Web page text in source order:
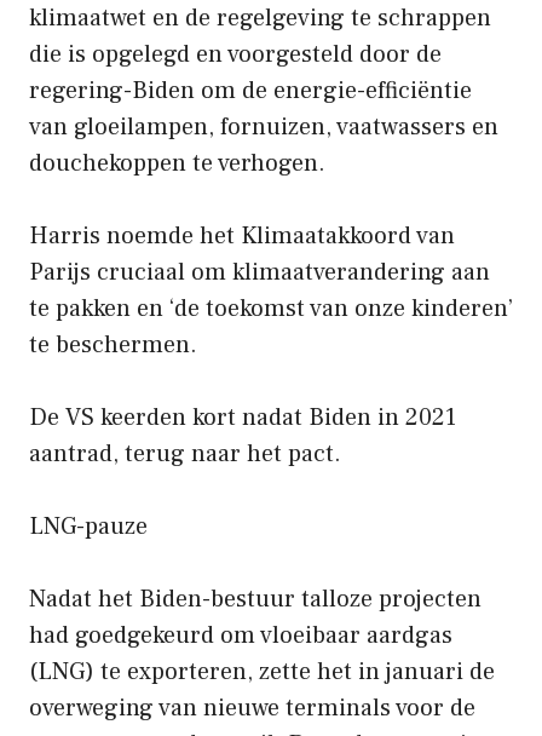
klimaatwet en de regelgeving te schrappen
die is opgelegd en voorgesteld door de
regering-Biden om de energie-efficiëntie
van gloeilampen, fornuizen, vaatwassers en
douchekoppen te verhogen.
Harris noemde het Klimaatakkoord van
Parijs cruciaal om klimaatverandering aan
te pakken en ‘de toekomst van onze kinderen’
te beschermen.
De VS keerden kort nadat Biden in 2021
aantrad, terug naar het pact.
LNG-pauze
Nadat het Biden-bestuur talloze projecten
had goedgekeurd om vloeibaar aardgas
(LNG) te exporteren, zette het in januari de
overweging van nieuwe terminals voor de